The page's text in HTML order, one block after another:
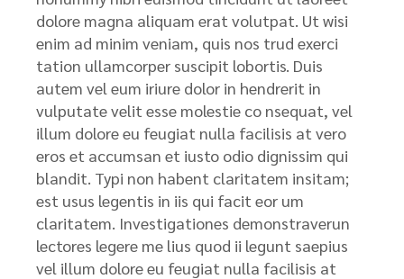
dolore magna aliquam erat volutpat. Ut wisi
enim ad minim veniam, quis nos trud exerci
tation ullamcorper suscipit lobortis. Duis
autem vel eum iriure dolor in hendrerit in
vulputate velit esse molestie co nsequat, vel
illum dolore eu feugiat nulla facilisis at vero
eros et accumsan et iusto odio dignissim qui
blandit. Typi non habent claritatem insitam;
est usus legentis in iis qui facit eor um
claritatem. Investigationes demonstraverun
lectores legere me lius quod ii legunt saepius
vel illum dolore eu feugiat nulla facilisis at